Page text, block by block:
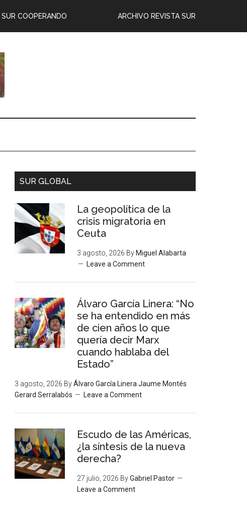
ARCHIVO REVISTA SUR
SUR COOPERANDO
SUR GLOBAL
La geopolítica de la
crisis migratoria en
Ceuta
3 agosto, 2026 By Miguel Alabarta
Leave a Comment
Álvaro García Linera: “No
se ha entendido en más
de cien años lo que
quería decir Marx
cuando hablaba del
Estado”
3 agosto, 2026 ByÁlvaro García Linera Jaume Montés
Gerard Serralabós
Leave a Comment
Escudo de las Américas,
¿la síntesis de la nueva
derecha?
27 julio, 2026 ByGabriel Pastor
Leave a Comment